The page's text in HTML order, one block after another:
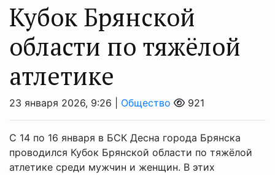
Кубок Брянской
области по тяжёлой
атлетике
23 января 2026, 9:26 | Общество 921
С 14 по 16 января в БСК Десна города Брянска
проводился Кубок Брянской области по тяжёлой
атлетике среди мужчин и женщин. В этих